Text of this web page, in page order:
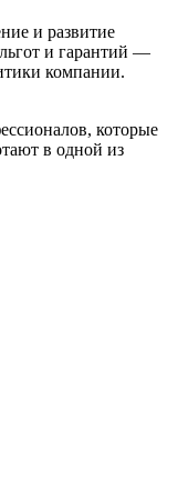
и развитие
и гарантий —
компании.
которые
в одной из